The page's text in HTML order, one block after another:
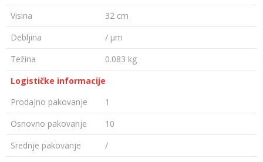
Visina
32 cm
Debljina
/ µm
Težina
0.083 kg
Logističke informacije
Prodajno pakovanje
1
Osnovno pakovanje
10
Srednje pakovanje
/